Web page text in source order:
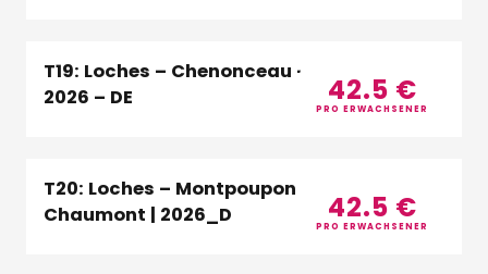
T19: Loches – Chenonceau – Villandry |
2026 – DE
42.5 €
PRO ERWACHSENER
T20: Loches – Montpoupon – Domaine de
Chaumont | 2026_D
42.5 €
PRO ERWACHSENER